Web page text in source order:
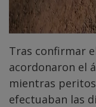
Tras confirmar
acordonaron el
mientras
efectuaban las